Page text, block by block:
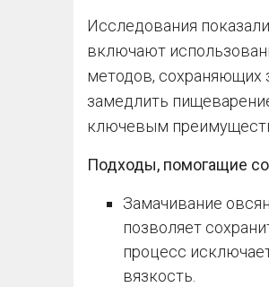
Исследования
включают
методов, сохраняющих
замедлить
ключевым
Подходы, помогащие
Замачивание
позволяет
процесс
вязкость.